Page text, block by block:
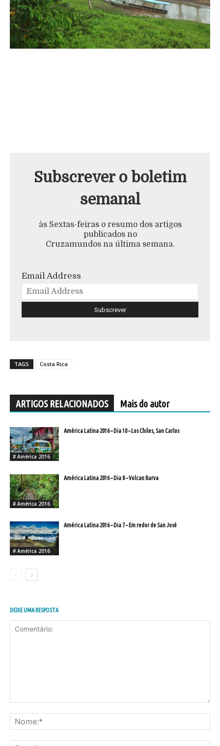
Subscrever o boletim
semanal
às Sextas-feiras o resumo dos artigos
publicados no
Cruzamundos na última semana.
Email Address
TAGS Costa Rica
ARTIGOS RELACIONADOS Mais do autor
# América 2016
América Latina 2016 – Dia 10 – Los Chiles, San Carlos
# América 2016
América Latina 2016 – Dia 8 – Volcan Barva
# América 2016
América Latina 2016 – Dia 7 – Em redor de San José
DEIXE UMA RESPOSTA